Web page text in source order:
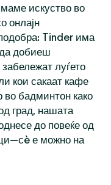
искуство во
онлајн
Tinder има
добиеш
луѓето
кои сакаат кафе
во бадминтон како
град, нашата
до повеќе од
е можно на